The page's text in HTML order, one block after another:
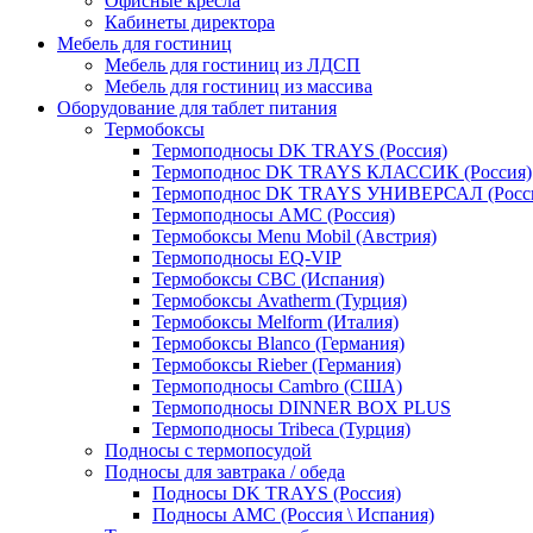
Кабинеты директора
Мебель для гостиниц
Мебель для гостиниц из ЛДСП
Мебель для гостиниц из массива
Оборудование для таблет питания
Термобоксы
Термоподносы DK TRAYS (Россия)
Термоподнос DK TRAYS КЛАССИК (Россия)
Термоподнос DK TRAYS УНИВЕРСАЛ
Термоподносы AMC (Россия)
Термобоксы Menu Mobil (Австрия)
Термоподносы EQ-VIP
Термобоксы CBC (Испания)
Термобоксы Avatherm (Турция)
Термобоксы Melform (Италия)
Термобоксы Blanco (Германия)
Термобоксы Rieber (Германия)
Термоподносы Cambro (США)
Термоподносы DINNER BOX PLUS
Термоподносы Tribeca (Турция)
Подносы с термопосудой
Подносы для завтрака / обеда
Подносы DK TRAYS (Россия)
Подносы AMC (Россия \ Испания)